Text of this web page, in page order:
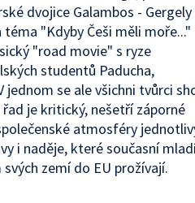
dvojice Galambos - Gergely
"Kdyby Češi měli moře..."
"road movie" s ryze
studentů Paducha,
jednom se ale všichni tvůrci
je kritický, nešetří záporné
atmosféry
i naděje, které současní
zemí do EU prožívají.